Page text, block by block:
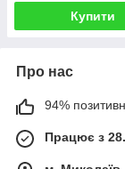
Купити
Про нас
94%
Працює з